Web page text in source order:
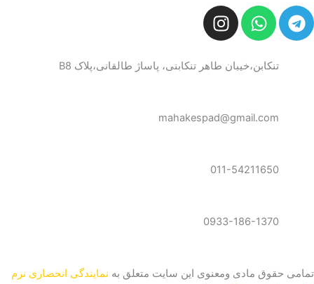
T
e
W
h
t
p
I
n
t
r
تنکابن،خیبان طاهر تنکابنی، پاساژ طالقانی،پلاک B8
mahakespad@gmail.com
011-54211650
0933-186-1370
تمامی حقوق مادی ومعنوی این سایت متعلق به نمایندگی انحصاری نرم